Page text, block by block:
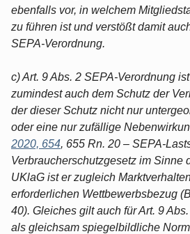
ebenfalls vor, in welchem
zu führen ist und verstößt damit
SEPA-Verordnung.
c) Art. 9 Abs. 2 SEPA-Verordnung
zumindest auch dem Schutz der
der dieser Schutz nicht nur
oder eine nur zufällige
2020, 654, 655 Rn. 20 – SEPA-
Verbraucherschutzgesetz im Sinne
UKlaG ist er zugleich
erforderlichen Wettbewerbsbezug
40). Gleiches gilt auch für Art. 9
als gleichsam spiegelbildliche